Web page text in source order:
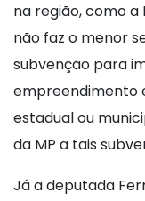
na região, como a
não faz o menor
subvenção para
empreendimento
estadual ou
da MP a tais
Já a deputada